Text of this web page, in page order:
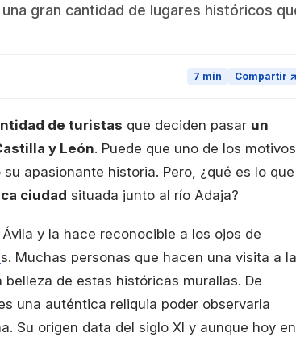
gran cantidad de lugares históricos
7 min Compartir ↗
de turistas que deciden pasar un
y León. Puede que uno de los motivos
su apasionante historia. Pero, ¿qué es lo que
ciudad situada junto al río Adaja?
y la hace reconocible a los ojos de
s. Muchas personas que hacen una visita a la
de estas históricas murallas. De
una auténtica reliquia poder observarla
Su origen data del siglo XI y aunque hoy en